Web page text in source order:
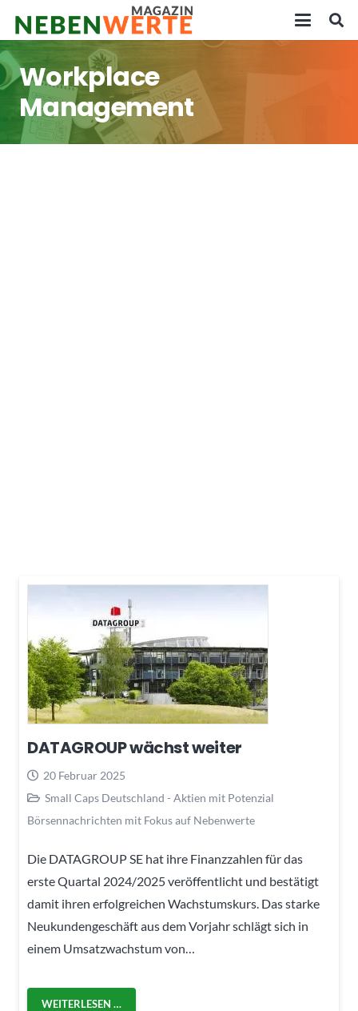
Workplace
Management
DATAGROUP wächst weiter
20 Februar 2025
Small Caps Deutschland - Aktien mit Potenzial
Börsennachrichten mit Fokus auf Nebenwerte
Die DATAGROUP SE hat ihre Finanzzahlen für das
erste Quartal 2024/2025 veröffentlicht und bestätigt
damit ihren erfolgreichen Wachstumskurs. Das starke
Neukundengeschäft aus dem Vorjahr schlägt sich in
einem Umsatzwachstum von…
WEITERLESEN …